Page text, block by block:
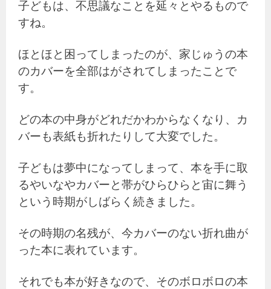
子どもは、不思議なことを延々とやるもので
すね。
ほとほと困ってしまったのが、家じゅうの本
のカバーを全部はがされてしまったことで
す。
どの本の中身がどれだかわからなくなり、カ
バーも表紙も折れたりして大変でした。
子どもは夢中になってしまって、本を手に取
るやいなやカバーと帯がひらひらと宙に舞う
という時期がしばらく続きました。
その時期の名残が、今カバーのない折れ曲が
った本に表れています。
それでも本が好きなので、そのボロボロの本